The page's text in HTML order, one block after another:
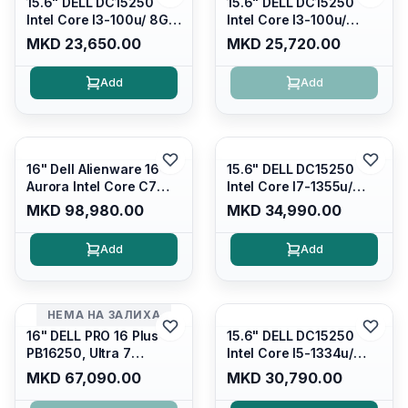
Intel Core I3-100u/ 8GB
DDR4/ 512GB SSD M.2/
Iris Xe Graphics/ 120Hz
Anti-glare LED Display/
Backlit Kb/ Platinum
MKD 23,650.00
Add
Intel Core I3-100u/
16GB DDR4/ 512GB SSD
M.2/ Iris Xe Graphics/
120Hz Anti-glare LED
Display/ Backlit Kb/
MKD 25,720.00
Add
16" Dell Alienware 16
Aurora Intel Core C7
240H /16GB RAM DDR5
5600mhz/ 1TB SSD M.2
Nvme/rtx4050 6GB/
Wqxga(2560x1600)
Win 11 Home/
MKD 98,980.00
Add
15.6" DELL DC15250
Intel Core I7-1355u/
16GB DDR4 / 512GB SSD
M.2 2230/ Intel UHD
Graphics/ 120Hz Anti-
glare FULLHD LED
MKD 34,990.00
Add
НЕМА НА ЗАЛИХА
16" DELL PRO 16 Plus
PB16250, Ultra 7
265U/16GB RAM (1x
16GB) 5600 Mhz DDR5/
MKD 67,090.00
15.6" DELL DC15250
Intel Core I5-1334u/
16GB DDR4 (1x16gb
2666mhz)/ 512GB SSD
MKD 30,790.00